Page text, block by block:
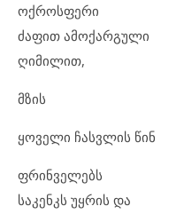
ოქროსფერი
ძაფით ამოქარგული
ღიმილით,
მზის
ყოველი ჩასვლის წინ
ფრინველებს
საკენკს უყრის და